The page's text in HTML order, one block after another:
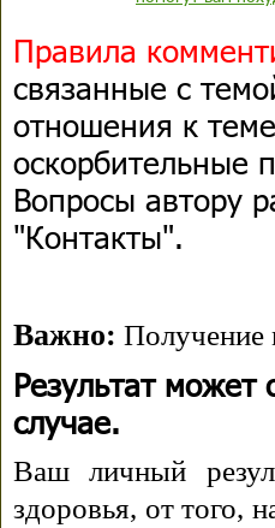
Правила
связанные с
отношения к
оскорбительные
Вопросы автору
"Контакты".
Важно: Получение
Результат
случае.
Ваш личный
здоровья, от того,